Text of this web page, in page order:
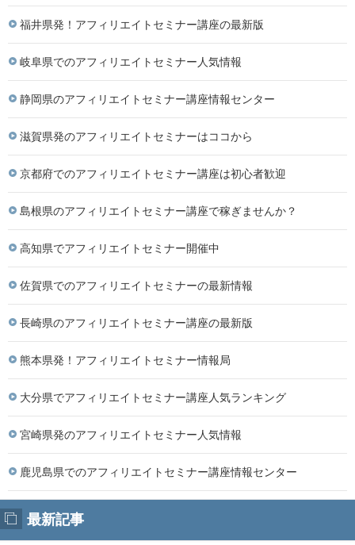
福井県発！アフィリエイトセミナー講座の最新版
岐阜県でのアフィリエイトセミナー人気情報
静岡県のアフィリエイトセミナー講座情報センター
滋賀県発のアフィリエイトセミナーはココから
京都府でのアフィリエイトセミナー講座は初心者歓迎
島根県のアフィリエイトセミナー講座で稼ぎませんか？
高知県でアフィリエイトセミナー開催中
佐賀県でのアフィリエイトセミナーの最新情報
長崎県のアフィリエイトセミナー講座の最新版
熊本県発！アフィリエイトセミナー情報局
大分県でアフィリエイトセミナー講座人気ランキング
宮崎県発のアフィリエイトセミナー人気情報
鹿児島県でのアフィリエイトセミナー講座情報センター
最新記事